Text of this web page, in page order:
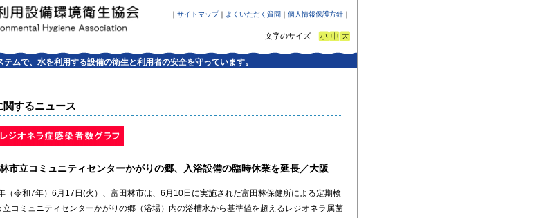
｜ サイトマップ｜ よくいただく質問 ｜ 個人情報保護方針 ｜
文字のサイズ
ムで、水を利用する設備の衛生と利用者の安全を守っています。
関するニュース
市立コミュニティセンターかがりの郷、入浴設備の臨時休業を延長／大阪
令和7年）6月17日(火）、富田林市は、6月10日に実施された富田林保健所による定期検
立コミュニティセンターかがりの郷（浴場）内の浴槽水から基準値を超えるレジオネラ属菌